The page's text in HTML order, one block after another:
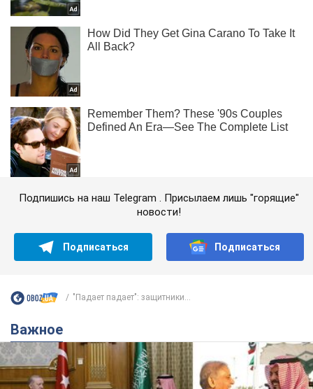
Подпишись на наш Telegram . Присылаем лишь "горящие"
новости!
Подписаться Подписаться
"Падает падает": защитники...
Важное